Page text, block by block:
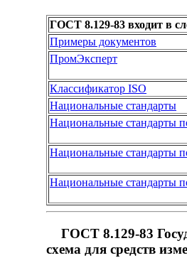
ГОСТ 8.129-83 входит в
Примеры документов
ПромЭксперт
Классификатор ISO
Национальные стандарты
Национальные стандарты
Национальные стандарты
Национальные стандарты
ГОСТ 8.129-83
схема для средств